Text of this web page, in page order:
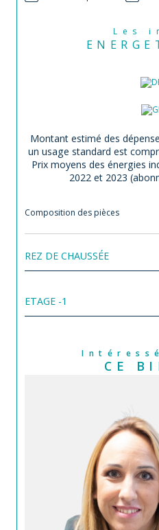
Les
Montant estimé des
un usage standard est
Prix moyens des énergies
2022 et 2023
Composition des pièces
REZ DE CHAUSSÉE
ETAGE -1
CE